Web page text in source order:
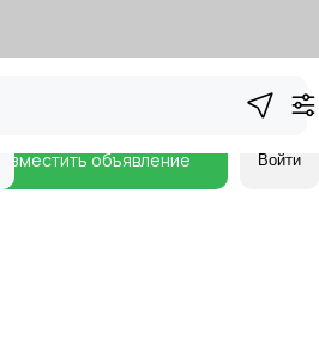
Разместить объявление Войти